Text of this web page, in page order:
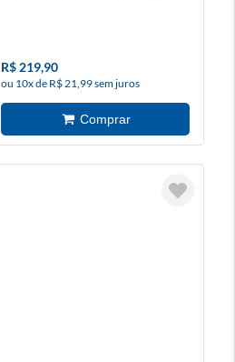
R$ 219,90
ou 10x de R$ 21,99 sem juros